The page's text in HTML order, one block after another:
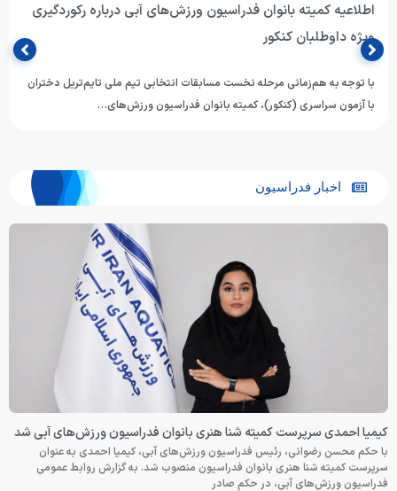
اطلاعیه کمیته بانوان فدراسیون ورزش‌های آبی درباره رکوردگیری
ویژه داوطلبان کنکور
با توجه به هم‌زمانی مرحله نخست مسابقات انتخابی تیم ملی تایم‌تریل دختران
با آزمون سراسری (کنکور)، کمیته بانوان فدراسیون ورزش‌های…
اخبار فدراسیون
کیمیا احمدی سرپرست کمیته شنا هنری بانوان فدراسیون ورزش‌های آبی شد
با حکم محسن رضوانی، رئیس فدراسیون ورزش‌های آبی، کیمیا احمدی به عنوان
سرپرست کمیته شنا هنری بانوان فدراسیون منصوب شد. به گزارش روابط عمومی
فدراسیون ورزش‌های آبی، در حکم صادر